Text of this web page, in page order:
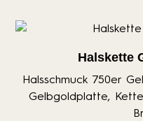
Halskette
Halsschmuck 750er
Gelbgoldplatte,